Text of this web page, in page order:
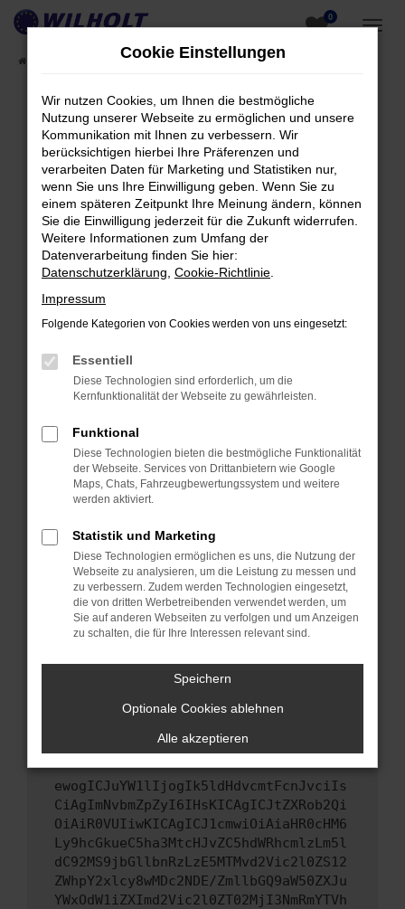
Zum
springen
0
Fahrzeugangebote Fahrzeugsuche
Fehler: Network Error
Beim Laden ist ein Fehler aufgetreten.
Hier sind ein paar Tipps, die dir helfen können:
Überprüfe deine Firewall und deine
Internetverbindung.
Laden andere Webseiten, zum Beispiel deine
Suchmaschine?
Prüfe deine Browsererweiterungen.
Manche Erweiterungen, wie Werbeblocker,
verhindern. Funktioniert die Seite in einem
anderen Browser oder in einem privaten
Fenster?
Starte dein Gerät neu.
Das kann manchmal helfen, vorübergehende
Probleme zu beheben.
Stelle sicher, dass dein Browser und dein
sind.
Veraltete Software birgt nicht nur ein
Sicherheitsrisiko, sondern kann auch dazu
führen, dass bestimmte Funktionen nicht mehr
unterstützt werden.
Wende dich an den Webseitenbetreiber.
Wenn du alle oben genannten Schritte versucht
hast, kontaktiere uns bitte. Wir werden
versuchen, das Problem zu beheben. Du kannst
Fehlersuche zu unterstützen:
ewogICJuYW1lIjogIk5ldHdvcmtFcnJvciIs
CiAgImNvbmZpZyI6IHsKICAgICJtZXRob2Qi
OiAiR0VUIiwKICAgICJ1cmwiOiAiaHR0cHM6
Ly9hcGkueC5ha3MtcHJvZC5hdWRhcmlzLm5l
dC92MS9jbGllbnRzLzE5MTMvd2Vic2l0ZS12
ZWhpY2xlcy8wMDc2NDE/ZmllbGQ9aW50ZXJu
YWxOdW1iZXImd2Vic2l0ZT02MjI3NmRmYTVh
Cookie Einstellungen
Wir nutzen Cookies, um Ihnen die bestmögliche
Nutzung unserer Webseite zu ermöglichen und unsere
Kommunikation mit Ihnen zu verbessern. Wir
berücksichtigen hierbei Ihre Präferenzen und
verarbeiten Daten für Marketing und Statistiken nur,
wenn Sie uns Ihre Einwilligung geben. Wenn Sie zu
einem späteren Zeitpunkt Ihre Meinung ändern, können
Sie die Einwilligung jederzeit für die Zukunft widerrufen.
Weitere Informationen zum Umfang der
Datenverarbeitung finden Sie hier:
Datenschutzerklärung Cookie-Richtlinie
Impressum
Folgende Kategorien von Cookies werden von uns eingesetzt:
Essentiell
Diese Technologien sind erforderlich, um die
Kernfunktionalität der Webseite zu gewährleisten.
Funktional
Diese Technologien bieten die bestmögliche Funktionalität
der Webseite. Services von Drittanbietern wie Google
Maps, Chats, Fahrzeugbewertungssystem und weitere
werden aktiviert.
Statistik und Marketing
Diese Technologien ermöglichen es uns, die Nutzung der
Webseite zu analysieren, um die Leistung zu messen und
zu verbessern. Zudem werden Technologien eingesetzt,
die von dritten Werbetreibenden verwendet werden, um
Sie auf anderen Webseiten zu verfolgen und um Anzeigen
zu schalten, die für Ihre Interessen relevant sind.
Speichern
Optionale Cookies ablehnen
Alle akzeptieren